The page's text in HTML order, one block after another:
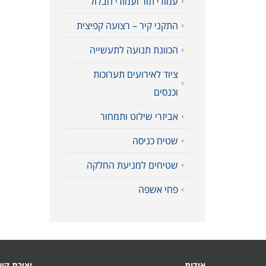
התקני קיר – רצועה קפיצית
הכוונת תנועה לתעשייה
ציוד לאירועים תערוכות
וכנסים
אביזרי שילוט ותמחור
שטיח כניסה
שטיחים למניעת החלקה
פחי אשפה